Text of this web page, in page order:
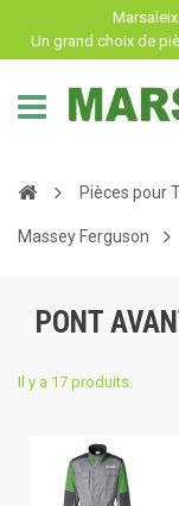
Un grand choix de
Pièces pour
Massey Ferguson
PONT
Il y a 17 produits.
Panneau de gestion des